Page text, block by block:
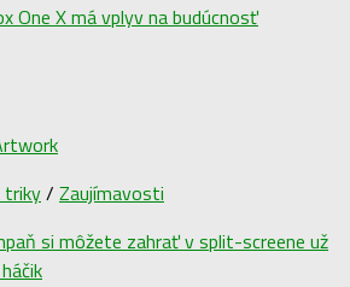
One X má vplyv na budúcnosť
triky/ Zaujímavosti
si môžete zahrať v split-screene už